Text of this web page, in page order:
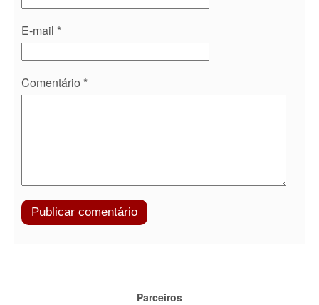
E-mail *
Comentário *
Parceiros